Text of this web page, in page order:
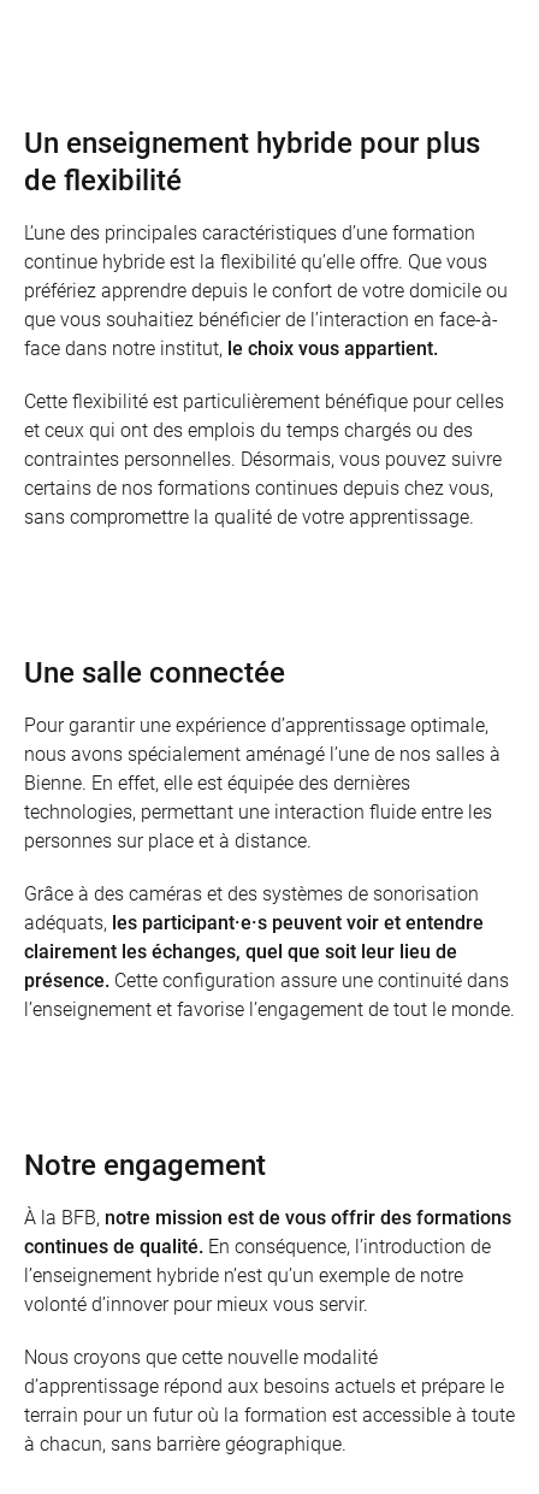
Un enseignement hybride pour plus
de flexibilité
L’une des principales caractéristiques d’une formation
continue hybride est la flexibilité qu’elle offre. Que vous
préfériez apprendre depuis le confort de votre domicile ou
que vous souhaitiez bénéficier de l’interaction en face-à-
face dans notre institut, le choix vous appartient.
Cette flexibilité est particulièrement bénéfique pour celles
et ceux qui ont des emplois du temps chargés ou des
contraintes personnelles. Désormais, vous pouvez suivre
certains de nos formations continues depuis chez vous,
sans compromettre la qualité de votre apprentissage.
Une salle connectée
Pour garantir une expérience d’apprentissage optimale,
nous avons spécialement aménagé l’une de nos salles à
Bienne. En effet, elle est équipée des dernières
technologies, permettant une interaction fluide entre les
personnes sur place et à distance.
Grâce à des caméras et des systèmes de sonorisation
adéquats, les participant·e·s peuvent voir et entendre
clairement les échanges, quel que soit leur lieu de
présence. Cette configuration assure une continuité dans
l’enseignement et favorise l’engagement de tout le monde.
Notre engagement
À la BFB, notre mission est de vous offrir des formations
continues de qualité. En conséquence, l’introduction de
l’enseignement hybride n’est qu’un exemple de notre
volonté d’innover pour mieux vous servir.
Nous croyons que cette nouvelle modalité
d’apprentissage répond aux besoins actuels et prépare le
terrain pour un futur où la formation est accessible à toute
à chacun, sans barrière géographique.